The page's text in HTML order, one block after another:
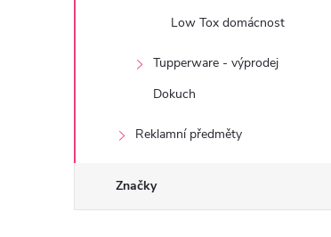
Low Tox domácnost
Tupperware - výprodej
Dokuch
Reklamní předměty
Značky